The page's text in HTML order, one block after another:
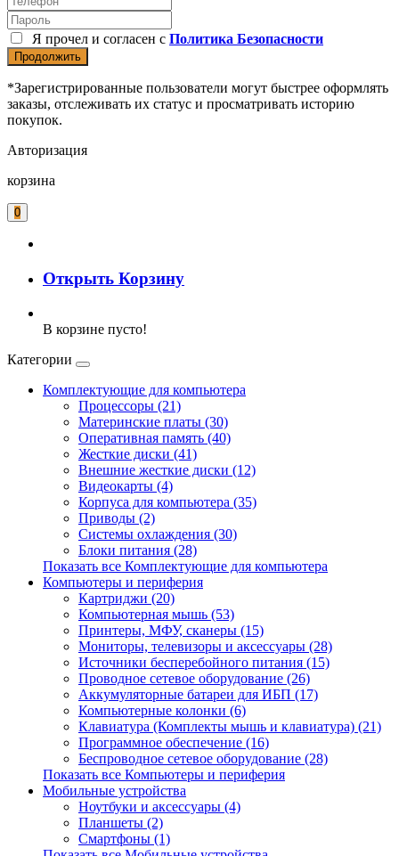
Я прочел и согласен с Политика Безопасности
Продолжить
*Зарегистрированные пользователи могут быстрее оформлять
заказы, отслеживать их статус и просматривать историю
покупок.
Авторизация
корзина
0
Открыть Корзину
В корзине пусто!
Категории
Комплектующие для компьютера
Процессоры (21)
Материнские платы (30)
Оперативная память (40)
Жесткие диски (41)
Внешние жесткие диски (12)
Видеокарты (4)
Корпуса для компьютера (35)
Приводы (2)
Системы охлаждения (30)
Блоки питания (28)
Показать все Комплектующие для компьютера
Компьютеры и периферия
Картриджи (20)
Компьютерная мышь (53)
Принтеры, МФУ, сканеры (15)
Мониторы, телевизоры и аксессуары (28)
Источники бесперебойного питания (15)
Проводное сетевое оборудование (26)
Аккумуляторные батареи для ИБП (17)
Компьютерные колонки (6)
Клавиатура (Комплекты мышь и клавиатура) (21)
Программное обеспечение (16)
Беспроводное сетевое оборудование (28)
Показать все Компьютеры и периферия
Мобильные устройства
Ноутбуки и аксессуары (4)
Планшеты (2)
Смартфоны (1)